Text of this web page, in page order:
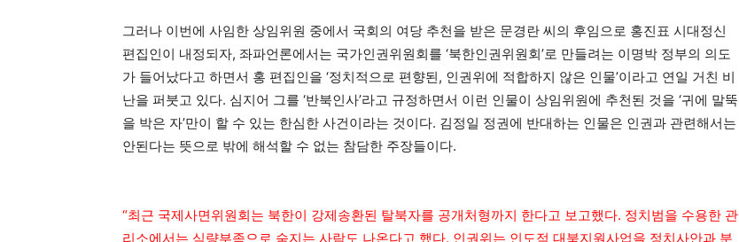
그러나 이번에 사임한 상임위원 중에서 국회의 여당 추천을 받은 문경란 씨의 후임으로 홍진표 시대정신
편집인이 내정되자, 좌파언론에서는 국가인권위원회를 ‘북한인권위원회’로 만들려는 이명박 정부의 의도
가 들어났다고 하면서 홍 편집인을 ‘정치적으로 편향된, 인권위에 적합하지 않은 인물’이라고 연일 거친 비
난을 퍼붓고 있다. 심지어 그를 ‘반북인사’라고 규정하면서 이런 인물이 상임위원에 추천된 것을 ‘귀에 말뚝
을 박은 자’만이 할 수 있는 한심한 사건이라는 것이다. 김정일 정권에 반대하는 인물은 인권과 관련해서는
안된다는 뜻으로 밖에 해석할 수 없는 참담한 주장들이다.
“최근 국제사면위원회는 북한이 강제송환된 탈북자를 공개처형까지 한다고 보고했다. 정치범을 수용한 관
리소에서는 식량부족으로 숨지는 사람도 나온다고 했다. 인권위는 인도적 대북지원사업을 정치사안과 분